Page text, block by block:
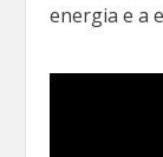
energia e a